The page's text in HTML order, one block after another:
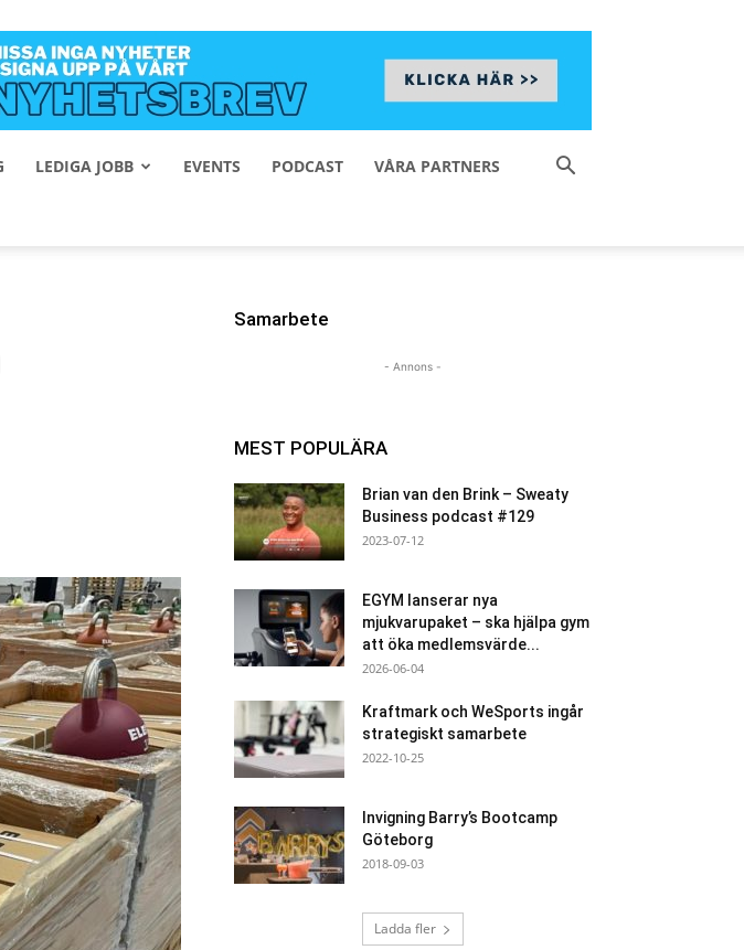
LEDIGA JOBB EVENTS PODCAST VÅRA PARTNERS
Samarbete
- Annons -
MEST POPULÄRA
Brian van den Brink – Sweaty
Business podcast #129
2023-07-12
EGYM lanserar nya
mjukvarupaket – ska hjälpa gym
att öka medlemsvärde...
2026-06-04
Kraftmark och WeSports ingår
strategiskt samarbete
2022-10-25
Invigning Barry’s Bootcamp
Göteborg
2018-09-03
Ladda fler